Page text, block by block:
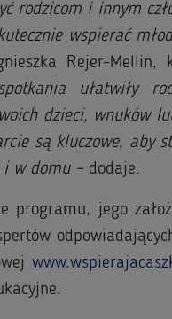
rodzicom i innym
wspierać
Rejer-Mellin,
ułatwiły
dzieci, wnuków
są kluczowe, aby
i w domu – dodaje.
programu, jego